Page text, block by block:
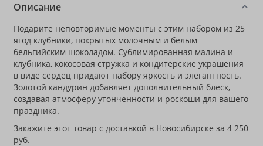
Описание
Подарите неповторимые моменты с этим набором из 25
ягод клубники, покрытых молочным и белым
бельгийским шоколадом. Сублимированная малина и
клубника, кокосовая стружка и кондитерские украшения
в виде сердец придают набору яркость и элегантность.
Золотой кандурин добавляет дополнительный блеск,
создавая атмосферу утонченности и роскоши для вашего
праздника.
Закажите этот товар с доставкой в Новосибирске за 4 250
руб.